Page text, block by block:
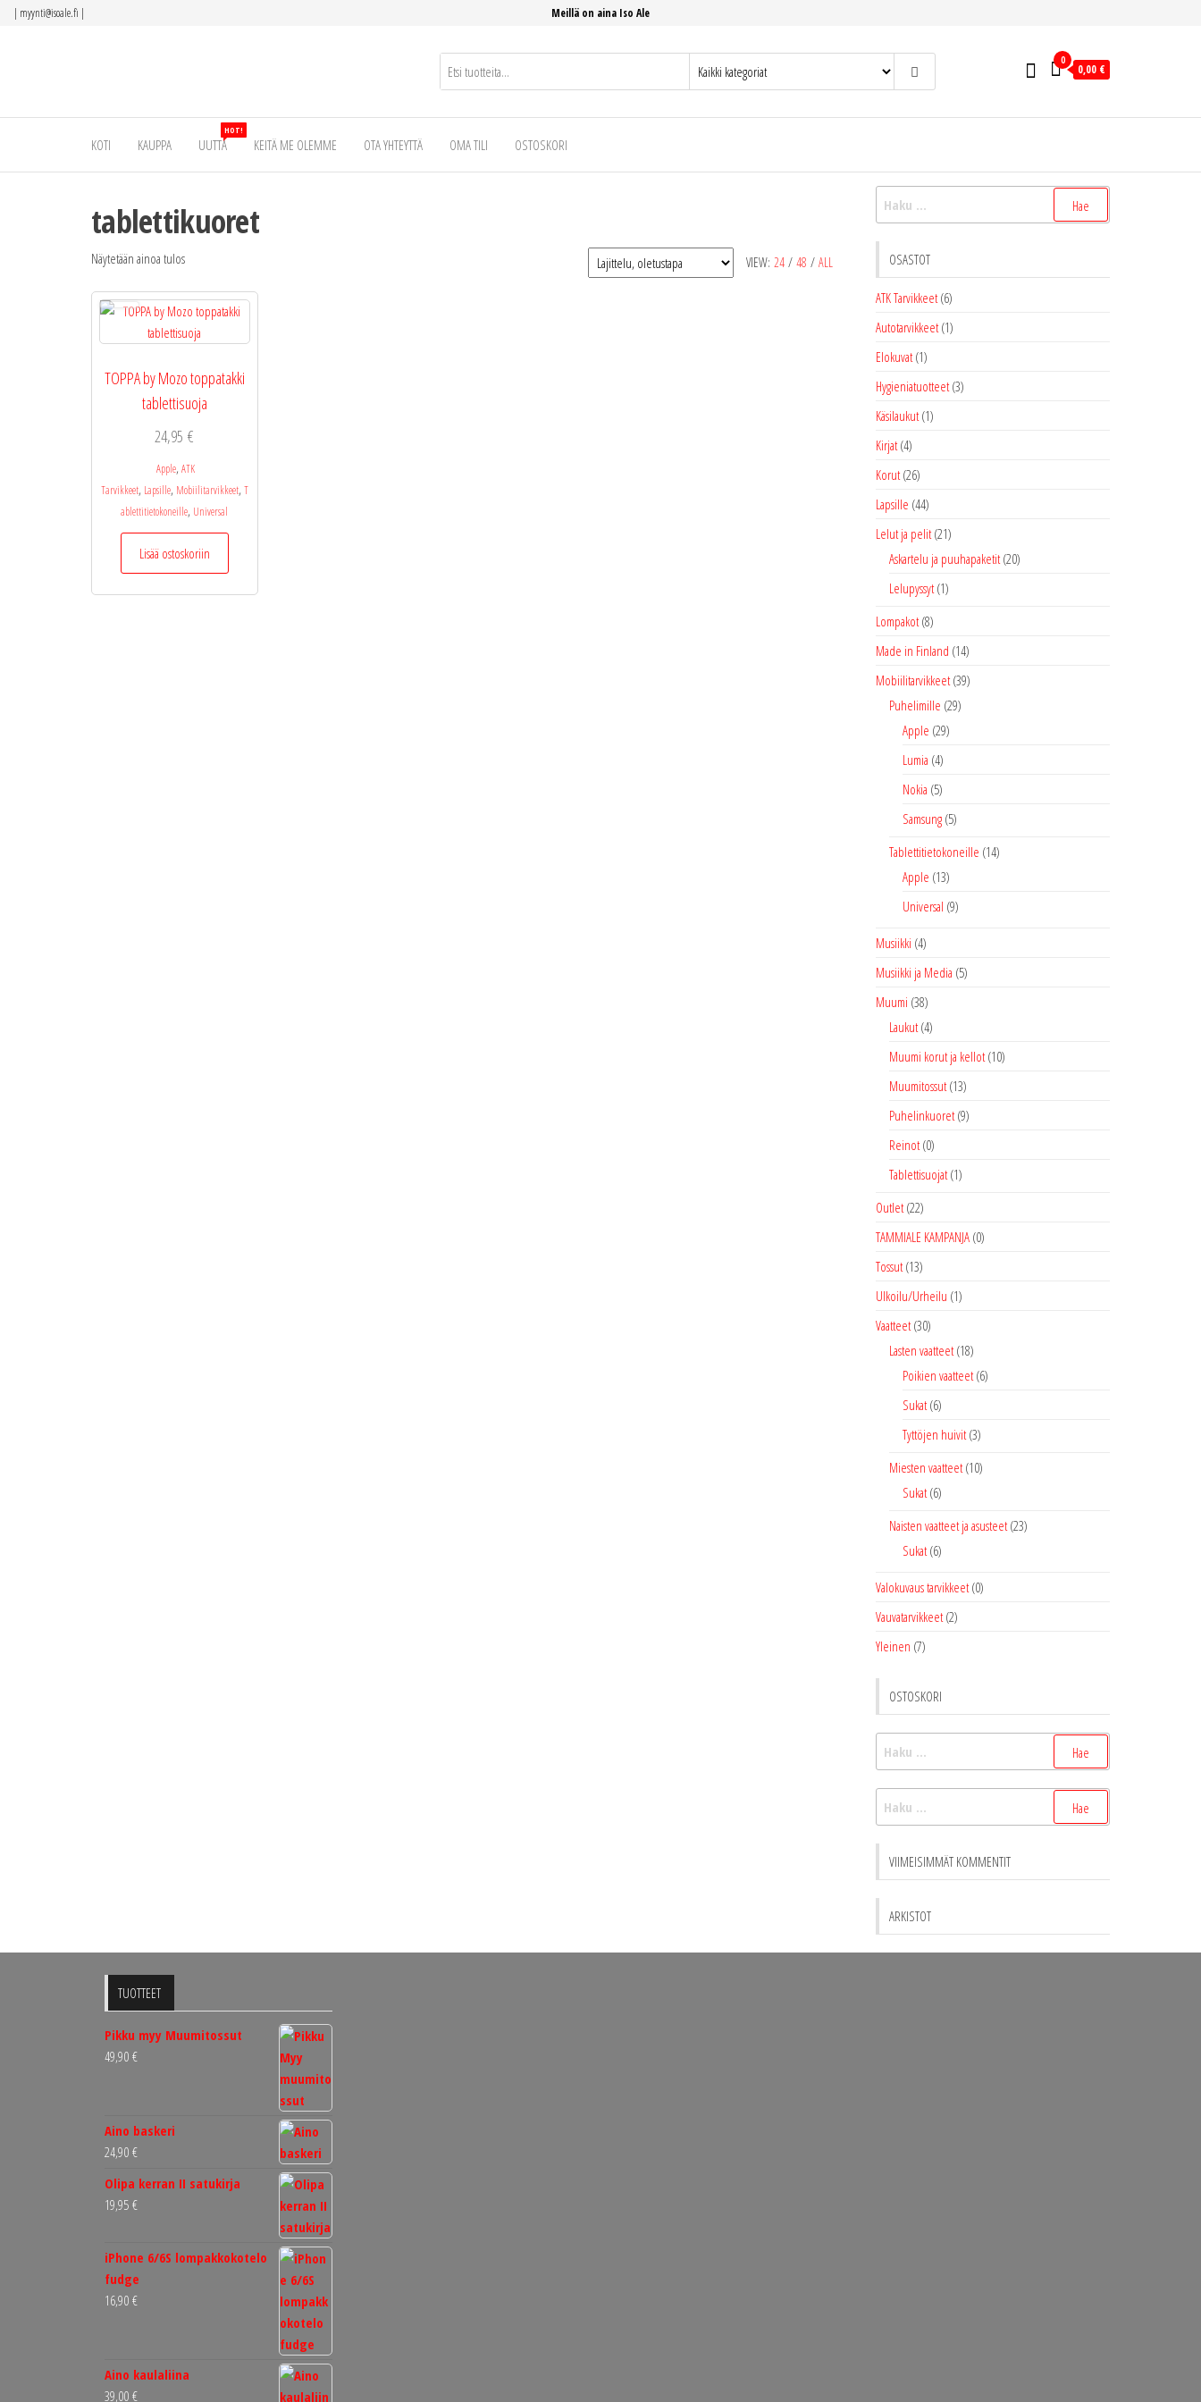
Siirry
| myynti@isoale.fi | Meillä on aina Iso Ale
0
0,00 €
KOTI KAUPPA UUTTA
HOT!
KEITÄ ME OLEMME OTA YHTEYTTÄ OMA TILI OSTOSKORI
tablettikuoret
VIEW: 24 / 48 / ALL
Näytetään ainoa tulos
TOPPA by Mozo toppatakki
tablettisuoja
24,95€
Apple, ATK
Tarvikkeet, Lapsille, Mobiilitarvikkeet, T
ablettitietokoneille, Universal
Lisää ostoskoriin
Haku:
OSASTOT
ATK Tarvikkeet (6)
Autotarvikkeet (1)
Elokuvat (1)
Hygieniatuotteet (3)
Käsilaukut (1)
Kirjat (4)
Korut (26)
Lapsille (44)
Lelut ja pelit (21)
Askartelu ja puuhapaketit (20)
Lelupyssyt (1)
Lompakot (8)
Made in Finland (14)
Mobiilitarvikkeet (39)
Puhelimille (29)
Apple (29)
Lumia (4)
Nokia (5)
Samsung (5)
Tablettitietokoneille (14)
Apple (13)
Universal (9)
Musiikki (4)
Musiikki ja Media (5)
Muumi (38)
Laukut (4)
Muumi korut ja kellot (10)
Muumitossut (13)
Puhelinkuoret (9)
Reinot (0)
Tablettisuojat (1)
Outlet (22)
TAMMIALE KAMPANJA (0)
Tossut (13)
Ulkoilu/Urheilu (1)
Vaatteet (30)
Lasten vaatteet (18)
Poikien vaatteet (6)
Sukat (6)
Tyttöjen huivit (3)
Miesten vaatteet (10)
Sukat (6)
Naisten vaatteet ja asusteet (23)
Sukat (6)
Valokuvaus tarvikkeet (0)
Vauvatarvikkeet (2)
Yleinen (7)
OSTOSKORI
Haku:
Haku:
VIIMEISIMMÄT KOMMENTIT
ARKISTOT
TUOTTEET
Pikku myy Muumitossut
49,90 €
Aino baskeri
24,90 €
Olipa kerran II satukirja
19,95 €
iPhone 6/6S lompakkokotelo
fudge
16,90 €
Aino kaulaliina
39,00 €